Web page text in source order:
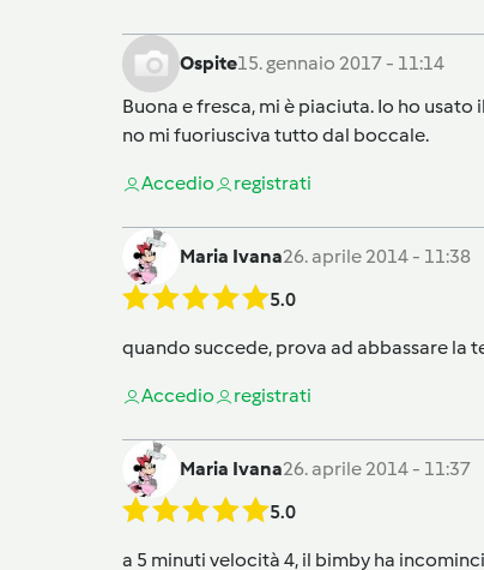
Ospite15. gennaio 2017 - 11:14
Buona e fresca, mi è piaciuta. Io ho
no mi fuoriusciva tutto dal boccale.
Accedio registrati
Maria Ivana26. aprile 2014 - 11:38
5.0
quando succede, prova ad abbassare la
Accedio registrati
Maria Ivana26. aprile 2014 - 11:37
5.0
a 5 minuti velocità 4, il bimby ha